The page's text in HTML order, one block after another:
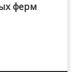
ферм